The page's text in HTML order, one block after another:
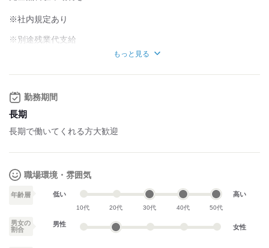
※社内規定あり
※別途残業代支給
もっと見る
勤務期間
長期
長期で働いてくれる方大歓迎
職場環境・雰囲気
年齢層 低い
10代 20代 30代 40代 50代
高い
男女の
割合
男性 女性